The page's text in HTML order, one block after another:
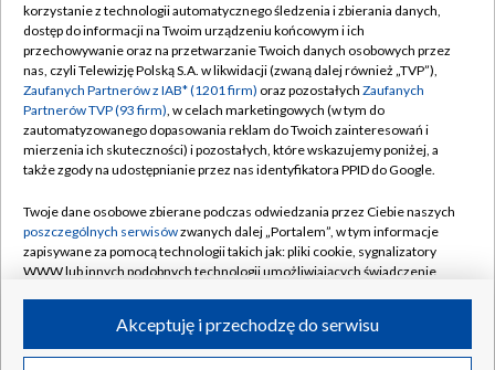
TVP
Abonament TVP
Emisja w TVP
Centrum informacji TVP
Naziemna Telewizja Cyfrowa
Rada Programowa
System NOS
Informacje o nadawcy
Program dla prasy
Regulamin TVP
Polityka prywatności
Moje zgody
Pomoc
Kontakt
Kanały
©2026 Telewizja Polska S.A. w likwidacji
korzystanie z technologii automatycznego śledzenia i zbierania danych,
dostęp do informacji na Twoim urządzeniu końcowym i ich
przechowywanie oraz na przetwarzanie Twoich danych osobowych przez
nas, czyli Telewizję Polską S.A. w likwidacji (zwaną dalej również „TVP”),
Zaufanych Partnerów z IAB* (1201 firm) oraz pozostałych Zaufanych
Partnerów TVP (93 firm), w celach marketingowych (w tym do
zautomatyzowanego dopasowania reklam do Twoich zainteresowań i
mierzenia ich skuteczności) i pozostałych, które wskazujemy poniżej, a
także zgody na udostępnianie przez nas identyfikatora PPID do Google.
Twoje dane osobowe zbierane podczas odwiedzania przez Ciebie naszych
poszczególnych serwisówzwanych dalej „Portalem”, w tym informacje
zapisywane za pomocą technologii takich jak: pliki cookie, sygnalizatory
WWW lub innych podobnych technologii umożliwiających świadczenie
ruchu w Internecie.Akceptuję i przechodzę do serwisu